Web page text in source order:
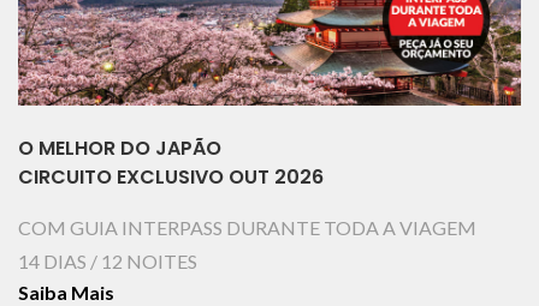
O MELHOR DO JAPÃO
CIRCUITO EXCLUSIVO OUT 2026
COM GUIA INTERPASS DURANTE TODA A VIAGEM
14 DIAS / 12 NOITES
Saiba Mais